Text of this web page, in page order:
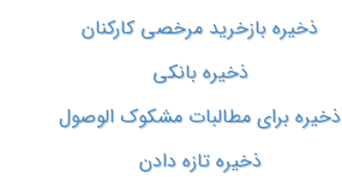
ذخیره بازخرید مرخصی کارکنان
ذخیره بانکی
ذخیره برای مطالبات مشکوک الوصول
ذخیره تازه دادن